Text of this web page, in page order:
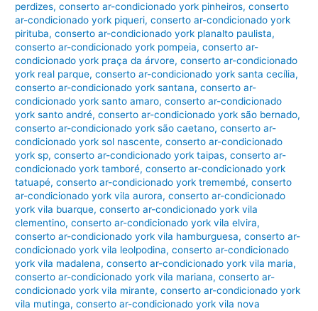
perdizes,conserto ar-condicionado york pinheiros,conserto
ar-condicionado york piqueri,conserto ar-condicionado york
pirituba,conserto ar-condicionado york planalto paulista,
conserto ar-condicionado york pompeia,conserto ar-
condicionado york praça da árvore,conserto ar-condicionado
york real parque,conserto ar-condicionado york santa cecília,
conserto ar-condicionado york santana,conserto ar-
condicionado york santo amaro,conserto ar-condicionado
york santo andré,conserto ar-condicionado york são bernado,
conserto ar-condicionado york são caetano,conserto ar-
condicionado york sol nascente,conserto ar-condicionado
york sp,conserto ar-condicionado york taipas,conserto ar-
condicionado york tamboré,conserto ar-condicionado york
tatuapé,conserto ar-condicionado york tremembé,conserto
ar-condicionado york vila aurora,conserto ar-condicionado
york vila buarque,conserto ar-condicionado york vila
clementino,conserto ar-condicionado york vila elvira,
conserto ar-condicionado york vila hamburguesa,conserto ar-
condicionado york vila leolpodina,conserto ar-condicionado
york vila madalena,conserto ar-condicionado york vila maria,
conserto ar-condicionado york vila mariana,conserto ar-
condicionado york vila mirante,conserto ar-condicionado york
vila mutinga,conserto ar-condicionado york vila nova